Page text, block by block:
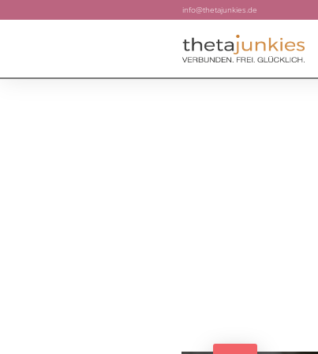
info@thetajunkies.de